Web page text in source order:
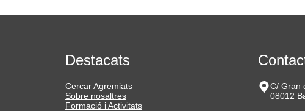
Destacats
Cercar Agremiats
Sobre nosaltres
Formació i Activitats
C/ Gran
08012